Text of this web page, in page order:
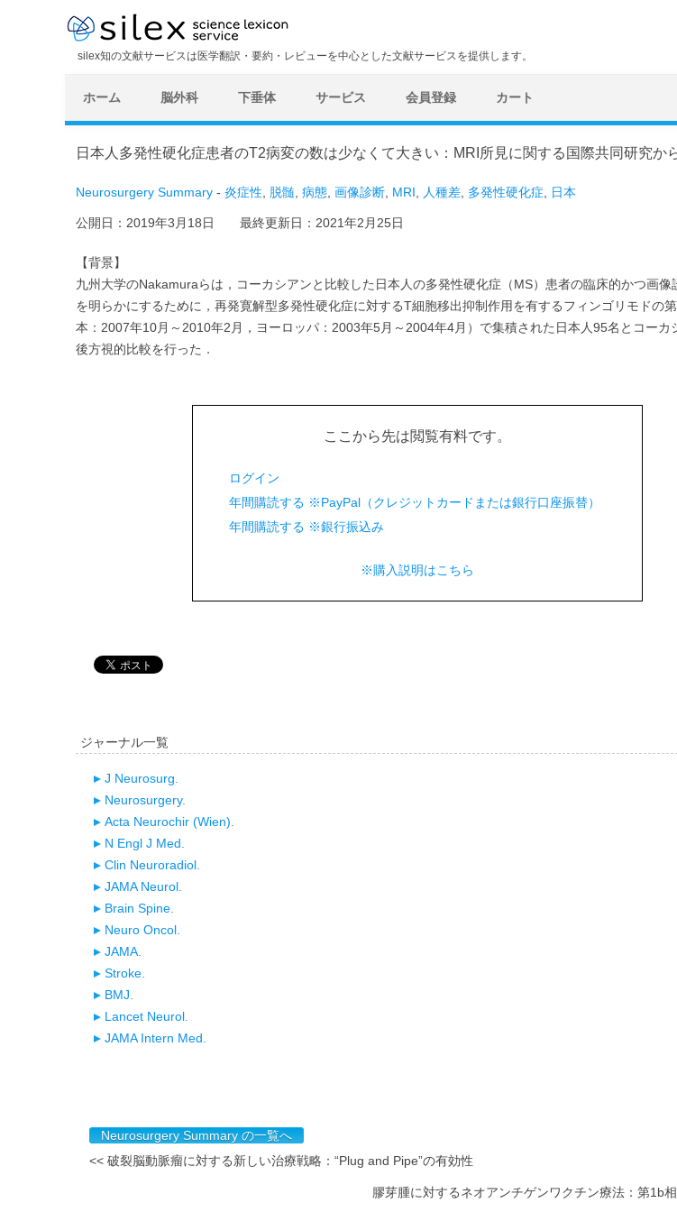
silex知の文献サービスは医学翻訳・要約・レビューを中心とした文献サービスを提供します。
ホーム 脳外科 下垂体 サービス 会員登録 カート
日本人多発性硬化症患者のT2病変の数は少なくて大きい：MRI所見に関する国際共同研究か
Neurosurgery Summary - 炎症性 脱髄 病態 画像診断 MRI 人種差 多発性硬化症 日本
公開日： 2019年3月18日 最終更新日： 2021年2月25日
【背景】
九州大学のNakamuraらは，コーカシアンと比較した日本人の多発性硬化症（MS）患者の臨床的かつ画像
を明らかにするために，再発寛解型多発性硬化症に対するT細胞移出抑制作用を有するフィンゴリモドの
本：2007年10月～2010年2月，ヨーロッパ：2003年5月～2004年4月）で集積された日本人95名とコーカ
後方視的比較を行った．
ここから先は閲覧有料です。
ログイン
年間購読する ※PayPal（クレジットカードまたは銀行口座振替）
年間購読する ※銀行振込み
※購入説明はこちら
ジャーナル一覧
J Neurosurg.
Neurosurgery.
Acta Neurochir (Wien).
N Engl J Med.
Clin Neuroradiol.
JAMA Neurol.
Brain Spine.
Neuro Oncol.
JAMA.
Stroke.
BMJ.
Lancet Neurol.
JAMA Intern Med.
Neurosurgery Summary の一覧へ
<< 破裂脳動脈瘤に対する新しい治療戦略：“Plug and Pipe”の有効性
膠芽腫に対するネオアンチゲンワクチン療法：第1b